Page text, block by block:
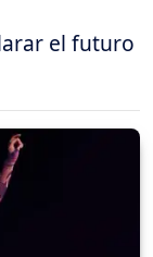
el futuro